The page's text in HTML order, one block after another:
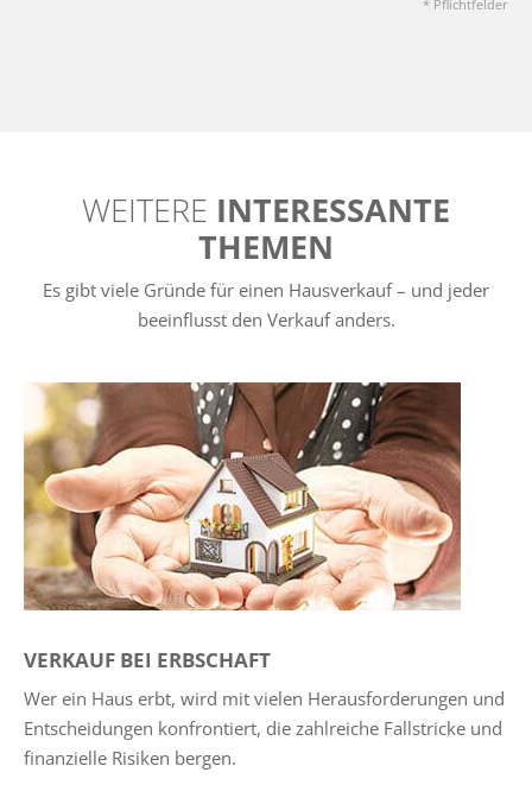
* Pflichtfelder
WEITERE INTERESSANTE
THEMEN
Es gibt viele Gründe für einen Hausverkauf – und jeder
beeinflusst den Verkauf anders.
VERKAUF BEI ERBSCHAFT
Wer ein Haus erbt, wird mit vielen Herausforderungen und
Entscheidungen konfrontiert, die zahlreiche Fallstricke und
finanzielle Risiken bergen.